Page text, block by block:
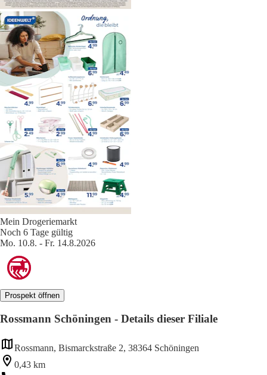
Mein Drogeriemarkt
Noch 6 Tage gültig
Mo. 10.8. - Fr. 14.8.2026
Prospekt öffnen
Rossmann Schöningen - Details dieser Filiale
Rossmann, Bismarckstraße 2, 38364 Schöningen
0,43 km